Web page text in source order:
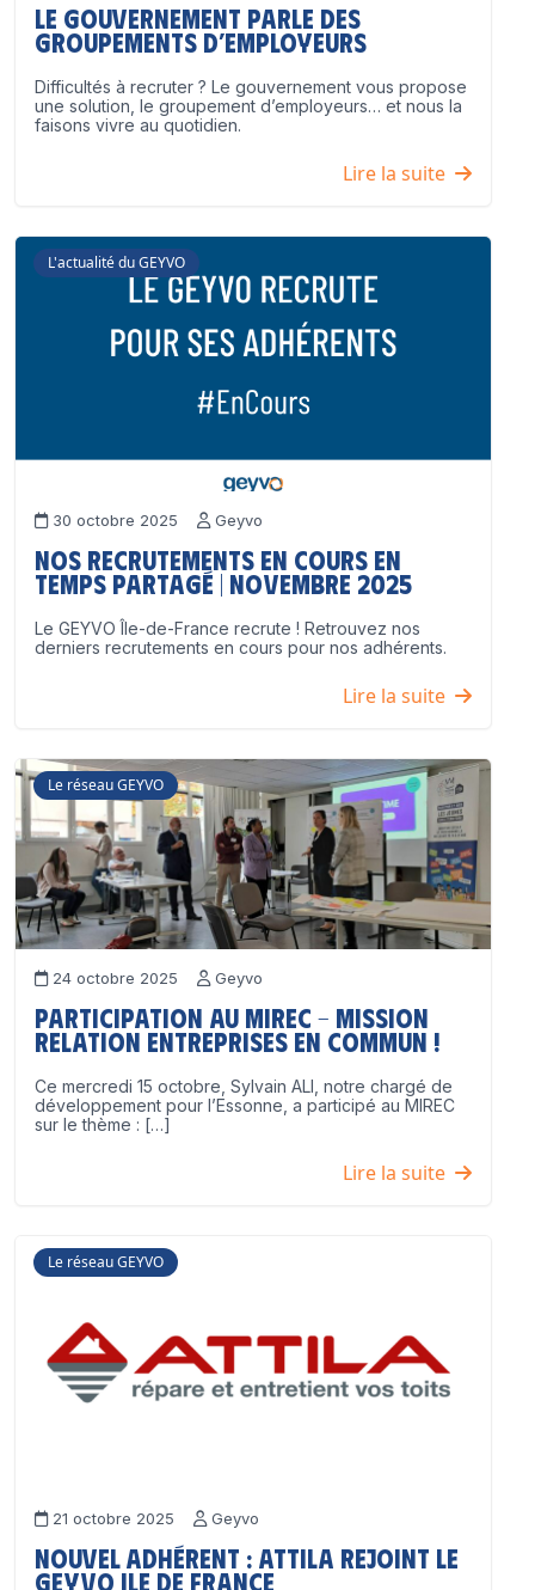
Le Gouvernement parle des
groupements d’employeurs
Difficultés à recruter ? Le gouvernement vous propose
une solution, le groupement d’employeurs… et nous la
faisons vivre au quotidien.
Lire la suite
L'actualité du GEYVO
30 octobre 2025 Geyvo
Nos recrutements en cours en
temps partagé | Novembre 2025
Le GEYVO Île-de-France recrute ! Retrouvez nos
derniers recrutements en cours pour nos adhérents.
Lire la suite
Le réseau GEYVO
24 octobre 2025 Geyvo
Participation au MIREC – Mission
Relation Entreprises en Commun !
Ce mercredi 15 octobre, Sylvain ALI, notre chargé de
développement pour l’Essonne, a participé au MIREC
sur le thème : […]
Lire la suite
Le réseau GEYVO
21 octobre 2025 Geyvo
Nouvel adhérent : ATTILA rejoint le
GEYVO Ile de France